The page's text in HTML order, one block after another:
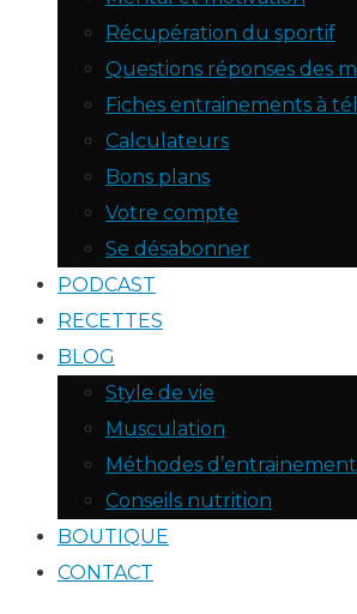
Récupération du sportif
Questions réponses des
Fiches entrainements à
Calculateurs
Bons plans
Votre compte
Se désabonner
PODCAST
RECETTES
BLOG
Style de vie
Musculation
Méthodes
Conseils nutrition
BOUTIQUE
CONTACT